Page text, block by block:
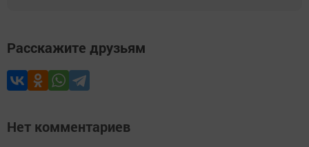
Расскажите друзьям
Нет комментариев